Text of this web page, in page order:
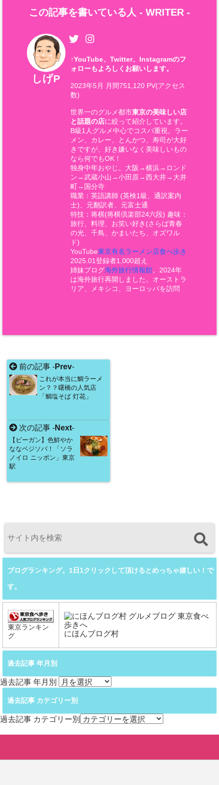
この記事を書いている人 - WRITER -
しげP
↑YouTube、Twitter、Instagramのフ
ォローもよろしくお願いします。
2023年5月 月間751,120 PV(アクセス
数)
世界一のグルメ都市東京の美味しい店
と話題の店に絞って紹介しています。
B級1人グルメ中心でコスパ重視。ラー
メン、カレー、とんかつ、寿司が大好
きですが、好き嫌いなく美味しいもの
なら何でもOK！
独身中年おやじ。大阪→横浜→ロンド
ン→武蔵小山→小田原→西大井→大井
町→国分寺
職業：英語講師 (英検1級、通訳案内
士)、元翻訳者、元富士通
特技：将棋(将棋倶楽部24六段) 趣味：
旅行、料理、お笑い好き(さらば青春
の光、千鳥、かまいたち、オズワル
ド)
YouTube東京有名ラーメン店食べ歩き
2025.01登録者1,000超え
姉妹ブログ海外旅行情報館。2024年
は海外旅行再開しました。オーストラ
リア、メキシコ、ヨーロッパを訪問
前の記事 -Prev-
これが本当に鯛ラーメ
ン？？曙橋の人気店
「鯛塩そば 灯花」
次の記事 -Next-
【ビーガン】色鮮やか
ななベジソバ！「ソラ
ノイロ ニッポン」東京
駅
ブログランキング。1日1クリックして頂けるとめっちゃ嬉しい！で
す。
東京ランキン
グ
にほんブログ村
過去記事 年月別
過去記事 年月別
過去記事 カテゴリー別
過去記事 カテゴリー別